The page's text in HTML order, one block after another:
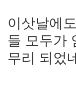
이삿날에
들 모두가
무리 되었